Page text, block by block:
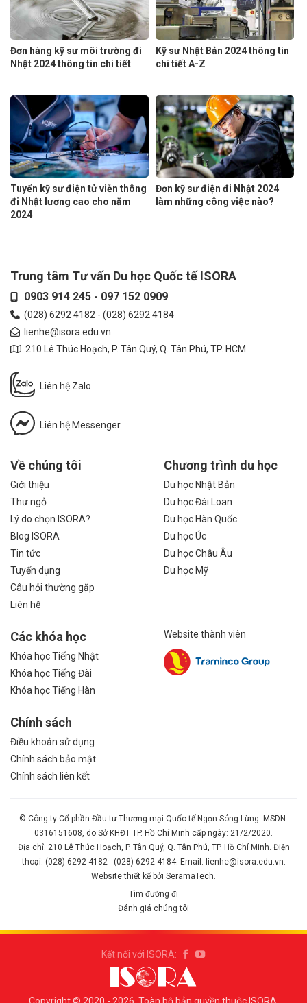
Đơn hàng kỹ sư môi trường đi
Nhật 2024 thông tin chi tiết
Kỹ sư Nhật Bản 2024 thông tin
chi tiết A-Z
Tuyển kỹ sư điện tử viễn thông
đi Nhật lương cao cho năm
2024
Đơn kỹ sư điện đi Nhật 2024
làm những công việc nào?
Trung tâm Tư vấn Du học Quốc tế ISORA
0903 914 245- 097 152 0909
(028) 6292 4182 - (028) 6292 4184
lienhe@isora.edu.vn
210 Lê Thúc Hoạch, P. Tân Quý, Q. Tân Phú, TP. HCM
Liên hệ Zalo
Liên hệ Messenger
Về chúng tôi
Giới thiệu
Thư ngỏ
Lý do chọn ISORA?
Blog ISORA
Tin tức
Tuyển dụng
Câu hỏi thường gặp
Liên hệ
Chương trình du học
Du học Nhật Bản
Du học Đài Loan
Du học Hàn Quốc
Du học Úc
Du học Châu Âu
Du học Mỹ
Các khóa học
Khóa học Tiếng Nhật
Khóa học Tiếng Đài
Khóa học Tiếng Hàn
Chính sách
Điều khoản sử dụng
Chính sách bảo mật
Chính sách liên kết
Website thành viên
© Công ty Cổ phần Đầu tư Thương mại Quốc tế Ngọn Sóng Lừng. MSDN:
0316151608, do Sở KHĐT TP. Hồ Chí Minh cấp ngày: 21/2/2020.
Địa chỉ: 210 Lê Thúc Hoạch, P. Tân Quý, Q. Tân Phú, TP. Hồ Chí Minh. Điện
thoại: (028) 6292 4182 - (028) 6292 4184. Email: lienhe@isora.edu.vn.
Website thiết kế bởi SeramaTech.
Tìm đường đi
Đánh giá chúng tôi
Kết nối với ISORA: